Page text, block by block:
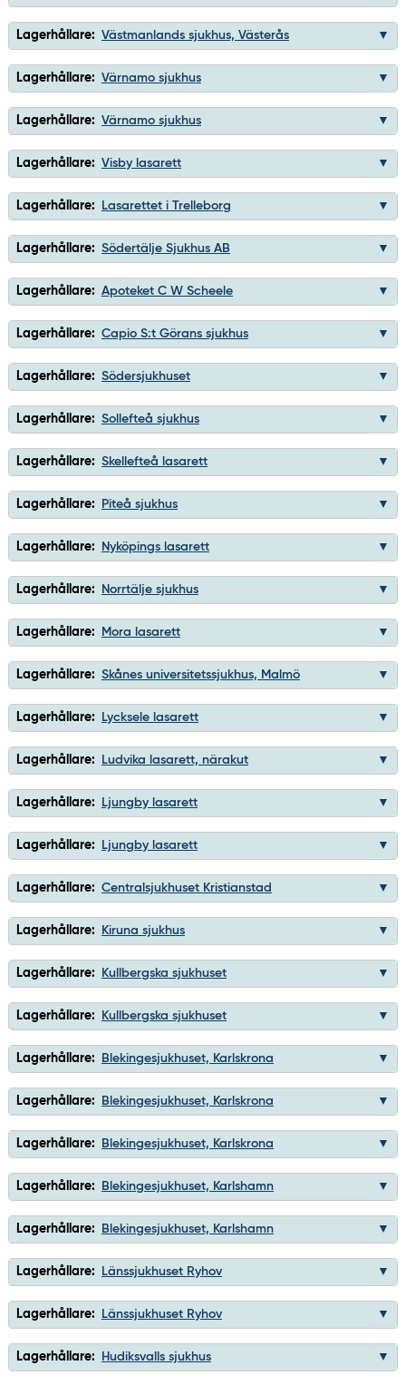
Lagerhållare: Västmanlands sjukhus, Västerås
Lagerhållare: Värnamo sjukhus
Lagerhållare: Värnamo sjukhus
Lagerhållare: Visby lasarett
Lagerhållare: Lasarettet i Trelleborg
Lagerhållare: Södertälje Sjukhus AB
Lagerhållare: Apoteket C W Scheele
Lagerhållare: Capio S:t Görans sjukhus
Lagerhållare: Södersjukhuset
Lagerhållare: Sollefteå sjukhus
Lagerhållare: Skellefteå lasarett
Lagerhållare: Piteå sjukhus
Lagerhållare: Nyköpings lasarett
Lagerhållare: Norrtälje sjukhus
Lagerhållare: Mora lasarett
Lagerhållare: Skånes universitetssjukhus, Malmö
Lagerhållare: Lycksele lasarett
Lagerhållare: Ludvika lasarett, närakut
Lagerhållare: Ljungby lasarett
Lagerhållare: Ljungby lasarett
Lagerhållare: Centralsjukhuset Kristianstad
Lagerhållare: Kiruna sjukhus
Lagerhållare: Kullbergska sjukhuset
Lagerhållare: Kullbergska sjukhuset
Lagerhållare: Blekingesjukhuset, Karlskrona
Lagerhållare: Blekingesjukhuset, Karlskrona
Lagerhållare: Blekingesjukhuset, Karlskrona
Lagerhållare: Blekingesjukhuset, Karlshamn
Lagerhållare: Blekingesjukhuset, Karlshamn
Lagerhållare: Länssjukhuset Ryhov
Lagerhållare: Länssjukhuset Ryhov
Lagerhållare: Hudiksvalls sjukhus